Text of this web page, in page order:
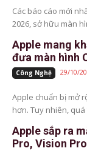
Các báo cáo mới
2026, sở hữu màn
Apple mang
đưa màn hình
Công Nghệ 29/10/
Apple chuẩn bị mở
hơn. Tuy nhiên,
Apple sắp ra
Pro, Vision